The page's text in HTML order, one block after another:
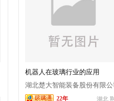
机器人在玻璃行业的应用
湖北楚大智能装备股份有限
湖北
22年